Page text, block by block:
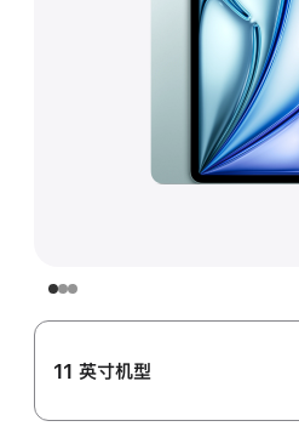
11 英寸机型